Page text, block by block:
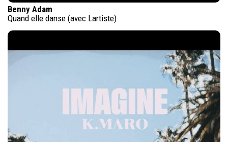
Benny Adam
Quand elle danse (avec Lartiste)